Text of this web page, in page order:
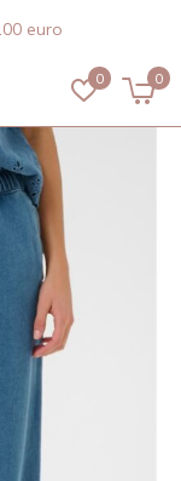
0 0
euro